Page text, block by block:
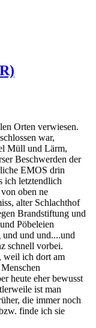
Orten verwiesen.
war,
Müll und Lärm,
Beschwerden der
EMOS drin
ich letztendlich
oben ne
alter Schlachthof
Brandstiftung und
Pöbeleien
und und und....und
schnell vorbei.
weil ich dort am
heute eher bewusst
ist man
die immer noch
finde ich sie